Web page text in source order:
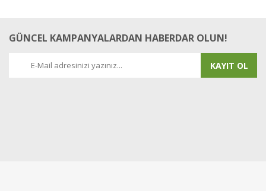
GÜNCEL KAMPANYALARDAN HABERDAR OLUN!
KAYIT OL